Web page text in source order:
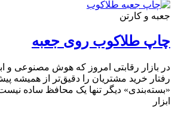
جعبه و کارتن
چاپ طلاکوب روی جعبه
در بازار رقابتی امروز که هوش مصنوعی و
رفتار خرید مشتریان را دقیق‌تر از همیشه
«بسته‌بندی» دیگر تنها یک محافظ ساده
ابزار